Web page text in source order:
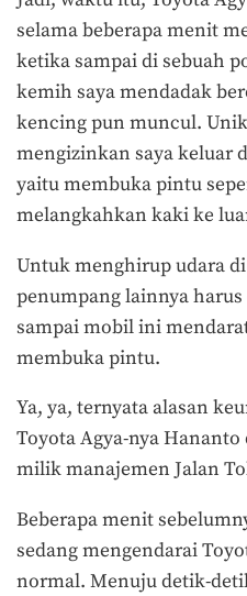
selama beberapa menit
ketika sampai di sebuah
kemih saya mendadak
kencing pun muncul.
mengizinkan saya keluar
yaitu membuka pintu
melangkahkan kaki ke
Untuk menghirup udara
penumpang lainnya
sampai mobil ini
membuka pintu.
Ya, ya, ternyata alasan
Toyota Agya-nya
milik manajemen Jalan
Beberapa menit
sedang mengendarai
normal. Menuju detik-